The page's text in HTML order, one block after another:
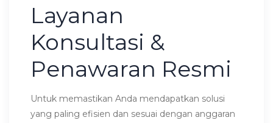
Layanan
Konsultasi &
Penawaran Resmi
Untuk memastikan Anda mendapatkan solusi
yang paling efisien dan sesuai dengan anggaran